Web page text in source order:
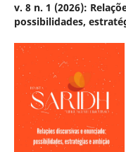
v. 8 n. 1 (2026):
possibilidades,